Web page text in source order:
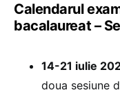
Calendarul
bacalaureat –
14-21 iulie
doua sesiune